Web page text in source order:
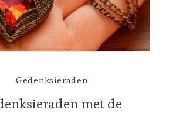
Gedenksieraden
met de